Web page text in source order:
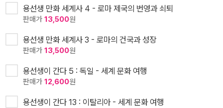
용선생 만화 세계사 4 - 로마 제국의 번영과 쇠퇴
판매가 13,500원
용선생 만화 세계사 3 - 로마의 건국과 성장
판매가 13,500원
용선생이 간다 5 : 독일 - 세계 문화 여행
판매가 12,600원
용선생이 간다 13 : 이탈리아 - 세계 문화 여행